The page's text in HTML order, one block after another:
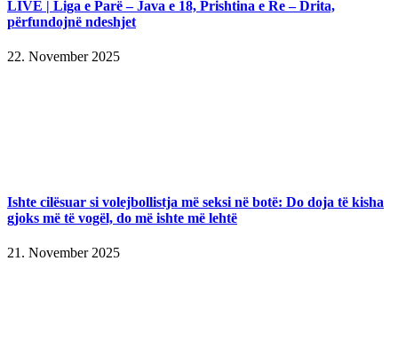
LIVE | Liga e Parë – Java e 18, Prishtina e Re – Drita,
përfundojnë ndeshjet
22. November 2025
Ishte cilësuar si volejbollistja më seksi në botë: Do doja të kisha
gjoks më të vogël, do më ishte më lehtë
21. November 2025